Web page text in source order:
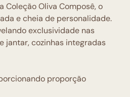
Coleção Oliva Composê, o
e cheia de personalidade.
exclusividade nas
jantar, cozinhas integradas
proporção